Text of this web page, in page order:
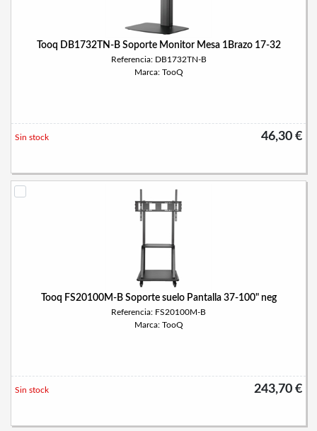
Tooq DB1732TN-B Soporte Monitor Mesa 1Brazo 17-32
Referencia: DB1732TN-B
Marca: TooQ
46,30 €
Sin stock
Tooq FS20100M-B Soporte suelo Pantalla 37-100" neg
Referencia: FS20100M-B
Marca: TooQ
243,70 €
Sin stock